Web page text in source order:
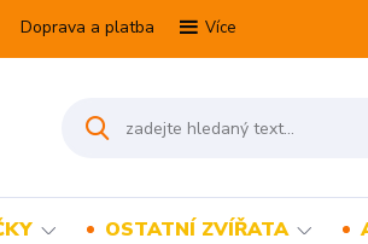
Doprava a platba Více
OSTATNÍ ZVÍŘATA